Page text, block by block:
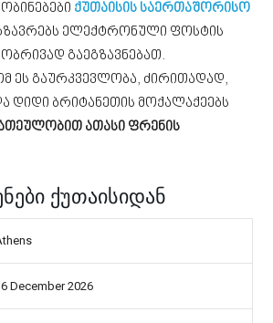
ქუთაისის საერთაშორისო
ელექტრონული ფოსტის
გაეგზავნებათ.
ეს გაურკვევლობა, ძირითადად,
დიდი ბრიტანეთის მოქალაქეებს
ათასი ფრენის
ქუთაისიდან
December 2026